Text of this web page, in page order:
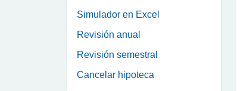
Simulador en Excel
Revisión anual
Revisión semestral
Cancelar hipoteca